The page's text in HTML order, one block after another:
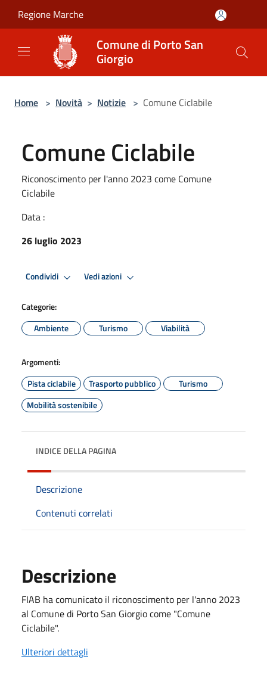
Regione Marche
Comune di Porto San
Giorgio
Home > Novità > Notizie > Comune Ciclabile
Comune Ciclabile
Riconoscimento per l'anno 2023 come Comune
Ciclabile
Data :
26 luglio 2023
Condividi Vedi azioni
Categorie:
Ambiente
Turismo Viabilità
Argomenti:
Pista ciclabile
Trasporto pubblico
Turismo
Mobilità sostenibile
INDICE DELLA PAGINA
Descrizione
Contenuti correlati
Descrizione
FIAB ha comunicato il riconoscimento per l'anno 2023
al Comune di Porto San Giorgio come "Comune
Ciclabile".
Ulteriori dettagli